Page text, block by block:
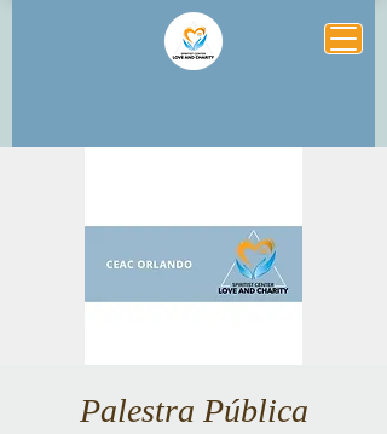
Palestra Pública